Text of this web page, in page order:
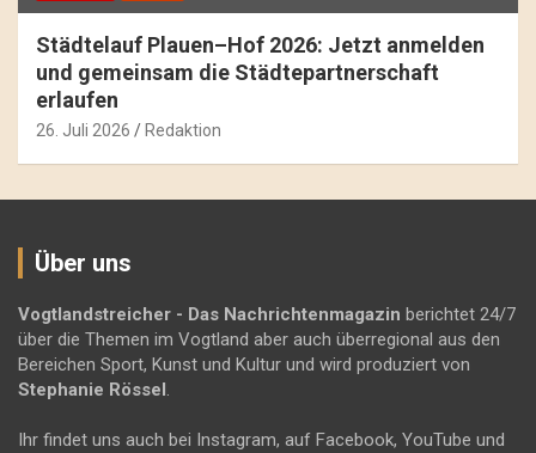
Städtelauf Plauen–Hof 2026: Jetzt anmelden
und gemeinsam die Städtepartnerschaft
erlaufen
26. Juli 2026 Redaktion
Über uns
Vogtlandstreicher - Das Nachrichtenmagazin berichtet 24/7
über die Themen im Vogtland aber auch überregional aus den
Bereichen Sport, Kunst und Kultur und wird produziert von
Stephanie Rössel .
Ihr findet uns auch bei Instagram, auf Facebook, YouTube und